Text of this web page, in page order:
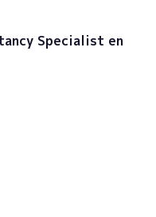
Specialist en